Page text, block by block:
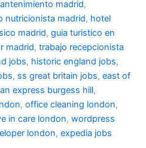
madrid,
nutricionista madrid, hotel
madrid, guia turistico en
madrid, trabajo recepcionista
jobs, historic england jobs,
, ss great britain jobs, east of
express burgess hill,
, office cleaning london,
in care london, wordpress
london, expedia jobs